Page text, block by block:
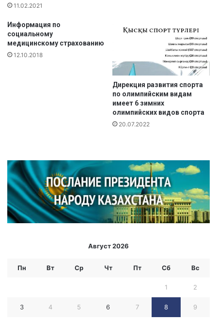
л
о
б
е
д
11.02.2021
Информация по
социальному
медицинскому страхованию
12.10.2018
Дирекция развития спорта
по олимпийским видам
имеет 6 зимних
олимпийских видов спорта
20.07.2022
Август 2026
Пн Вт Ср Чт Пт Сб Вс
1 2
3 4 5 6 7 8 9